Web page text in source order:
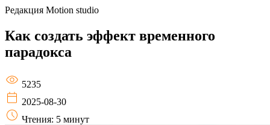
Редакция Motion studio
Как создать эффект временного
парадокса
5235
2025-08-30
Чтения: 5 минут